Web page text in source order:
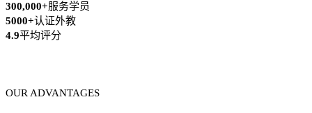
300,000+服务学员
5000+认证外教
4.9平均评分
OUR ADVANTAGES